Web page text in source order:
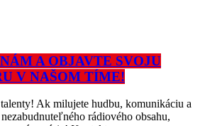
A OBJAVTE SVOJU
V NAŠOM TÍME!
Ak milujete hudbu, komunikáciu a
rádiového obsahu,